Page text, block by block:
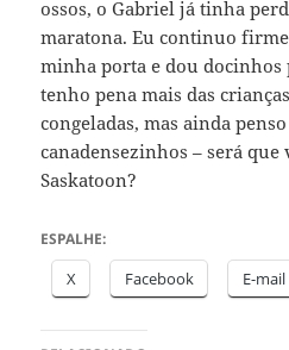
ossos, o Gabriel já tinha
maratona. Eu continuo
minha porta e dou docinhos
tenho pena mais das
congeladas, mas ainda
canadensezinhos – será
Saskatoon?
ESPALHE:
X Facebook E-mail